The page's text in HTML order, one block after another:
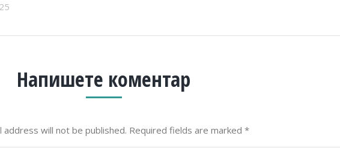
Напишете коментар
address will not be published. Required fields are marked *